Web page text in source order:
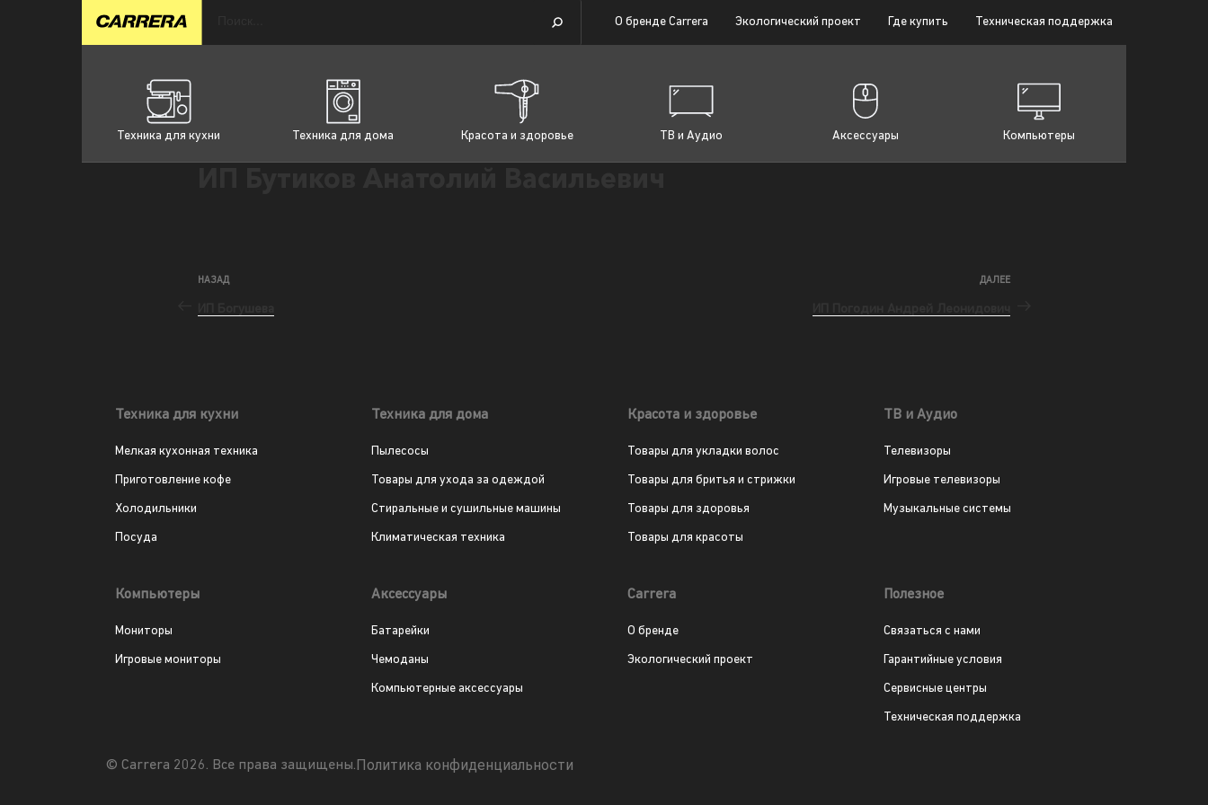
О бренде Carrera Экологический проект Где купить Техническая поддержка
Техника для кухни Техника для дома Красота и здоровье ТВ и Аудио Аксессуары Компьютеры
НАЗАД ДАЛЕЕ
Техника для кухни
Мелкая кухонная техника
Приготовление кофе
Холодильники
Посуда
Техника для дома
Пылесосы
Товары для ухода за одеждой
Стиральные и сушильные машины
Климатическая техника
Красота и здоровье
Товары для укладки волос
Товары для бритья и стрижки
Товары для здоровья
Товары для красоты
ТВ и Аудио
Телевизоры
Игровые телевизоры
Музыкальные системы
Компьютеры
Мониторы
Игровые мониторы
Аксессуары
Батарейки
Чемоданы
Компьютерные аксессуары
Carrera
О бренде
Экологический проект
Полезное
Связаться с нами
Гарантийные условия
Сервисные центры
Техническая поддержка
© Carrera 2026. Все права защищены.Политика конфиденциальности